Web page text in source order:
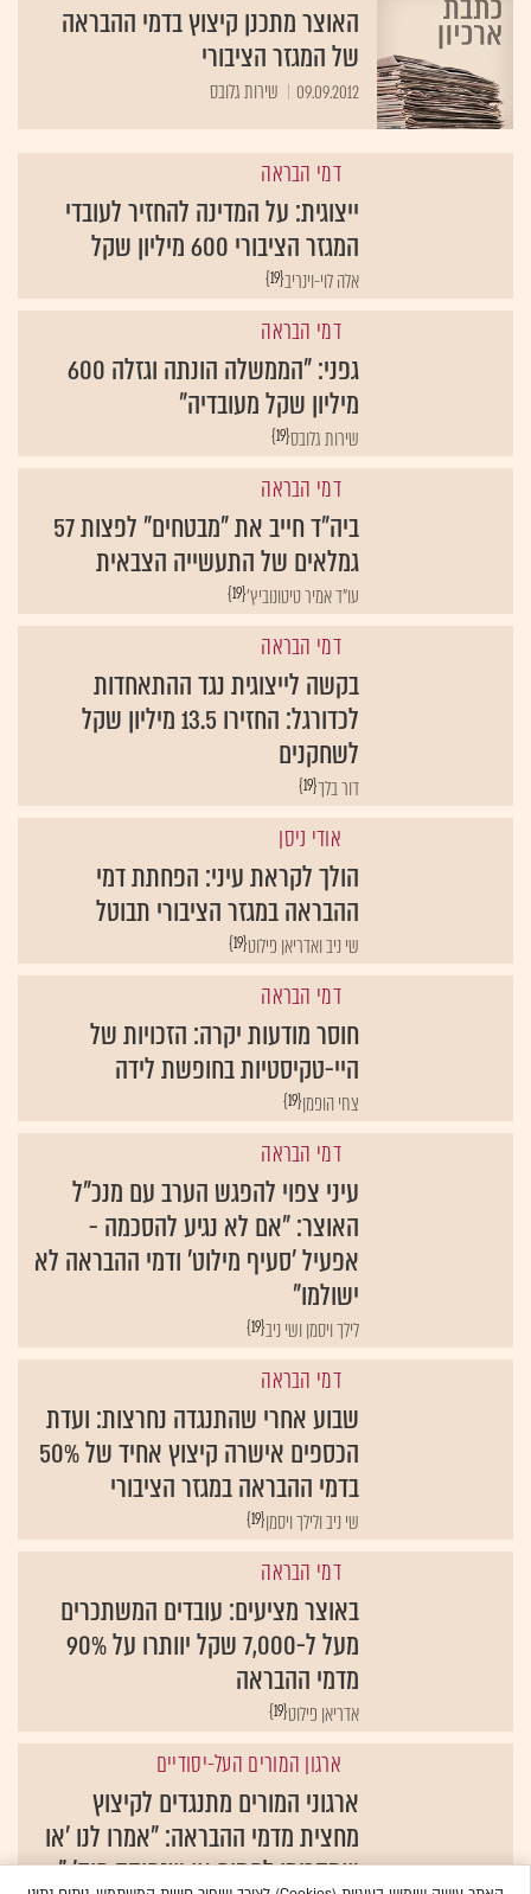
האוצר מתכנן קיצוץ בדמי ההבראה
של המגזר הציבורי
09.09.2012 שירות גלובס
דמי הבראה
ייצוגית: על המדינה להחזיר לעובדי
המגזר הציבורי 600 מיליון שקל
{19}אלה לוי-וינריב
דמי הבראה
גפני: "הממשלה הונתה וגזלה 600
מיליון שקל מעובדיה"
{19}שירות גלובס
דמי הבראה
ביה"ד חייב את "מבטחים" לפצות 57
גמלאים של התעשייה הצבאית
{19}עו"ד אמיר טיטונוביץ'
דמי הבראה
בקשה לייצוגית נגד ההתאחדות
לכדורגל: החזירו 13.5 מיליון שקל
לשחקנים
{19}דור בלך
אודי ניסן
הולך לקראת עיני: הפחתת דמי
ההבראה במגזר הציבורי תבוטל
{19}שי ניב ואדריאן פילוט
דמי הבראה
חוסר מודעות יקרה: הזכויות של
היי-טקיסטיות בחופשת לידה
{19}צחי הופמן
דמי הבראה
עיני צפוי להפגש הערב עם מנכ"ל
האוצר: "אם לא נגיע להסכמה -
אפעיל 'סעיף מילוט' ודמי ההבראה לא
ישולמו"
{19}לילך ויסמן ושי ניב
דמי הבראה
שבוע אחרי שהתנגדה נחרצות: ועדת
הכספים אישרה קיצוץ אחיד של 50%
בדמי ההבראה במגזר הציבורי
{19}שי ניב ולילך ויסמן
דמי הבראה
באוצר מציעים: עובדים המשתכרים
מעל ל-7,000 שקל יוותרו על 90%
מדמי ההבראה
{19}אדריאן פילוט
ארגון המורים העל-יסודיים
ארגוני המורים מתנגדים לקיצוץ
מחצית מדמי ההבראה: "אמרו לנו 'או
שתסכימו לחתום או שנחוקק חוק' "